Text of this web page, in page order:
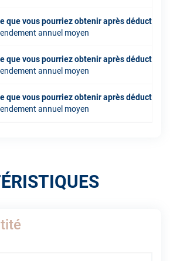
que vous pourriez obtenir après déduction
annuel moyen
que vous pourriez obtenir après déduction
annuel moyen
que vous pourriez obtenir après déduction
annuel moyen